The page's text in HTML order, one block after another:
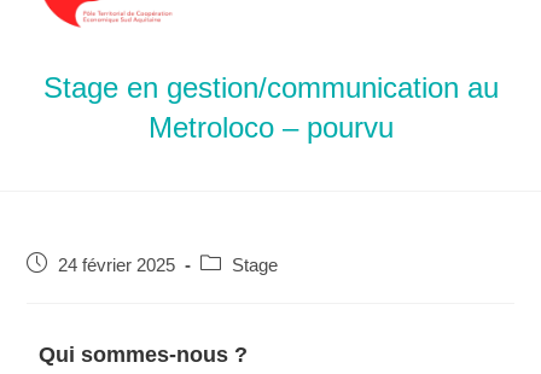
Stage en gestion/communication au
Metroloco – pourvu
24 février 2025 Stage
Qui sommes-nous ?